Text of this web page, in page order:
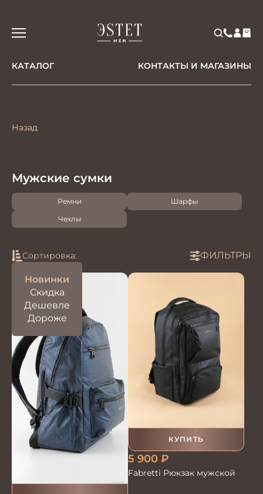
КАТАЛОГ КОНТАКТЫ И МАГАЗИНЫ
Назад
Мужские сумки
Ремни
Шарфы
Чехлы
Сортировка:
Новинки
Скидка
Дешевле
Дороже
ФИЛЬТРЫ
КУПИТЬ
5 900 ₽
Fabretti Рюкзак мужской